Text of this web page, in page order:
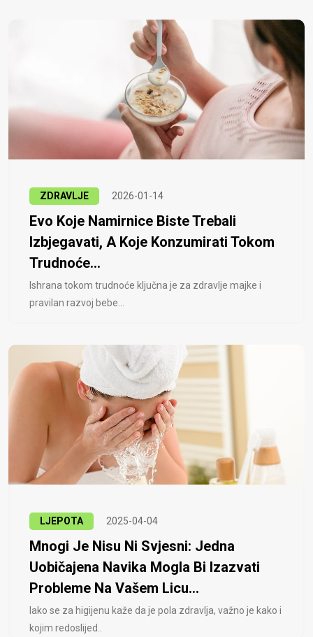
ZDRAVLJE 2026-01-14
Evo Koje Namirnice Biste Trebali
Izbjegavati, A Koje Konzumirati Tokom
Trudnoće...
Ishrana tokom trudnoće ključna je za zdravlje majke i
pravilan razvoj bebe...
LJEPOTA 2025-04-04
Mnogi Je Nisu Ni Svjesni: Jedna
Uobičajena Navika Mogla Bi Izazvati
Probleme Na Vašem Licu...
Iako se za higijenu kaže da je pola zdravlja, važno je kako i
kojim redoslijed..